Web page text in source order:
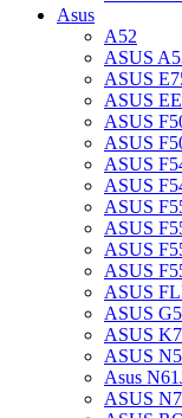
Asus
A52
ASUS
ASUS
ASUS
ASUS
ASUS
ASUS
ASUS
ASUS
ASUS
ASUS
ASUS
ASUS
ASUS
ASUS
ASUS
Asus
ASUS